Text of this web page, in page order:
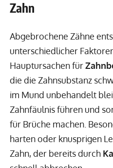
Zahn
Abgebrochene Zähne
unterschiedlicher
Hauptursachen für
die die Zahnsubstanz
im Mund unbehandelt
Zahnfäulnis führen und
für Brüche machen.
harten oder knusprigen
Zahn, der bereits durch